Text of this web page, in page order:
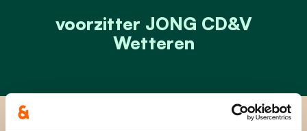
voorzitter JONG CD&V
Wetteren